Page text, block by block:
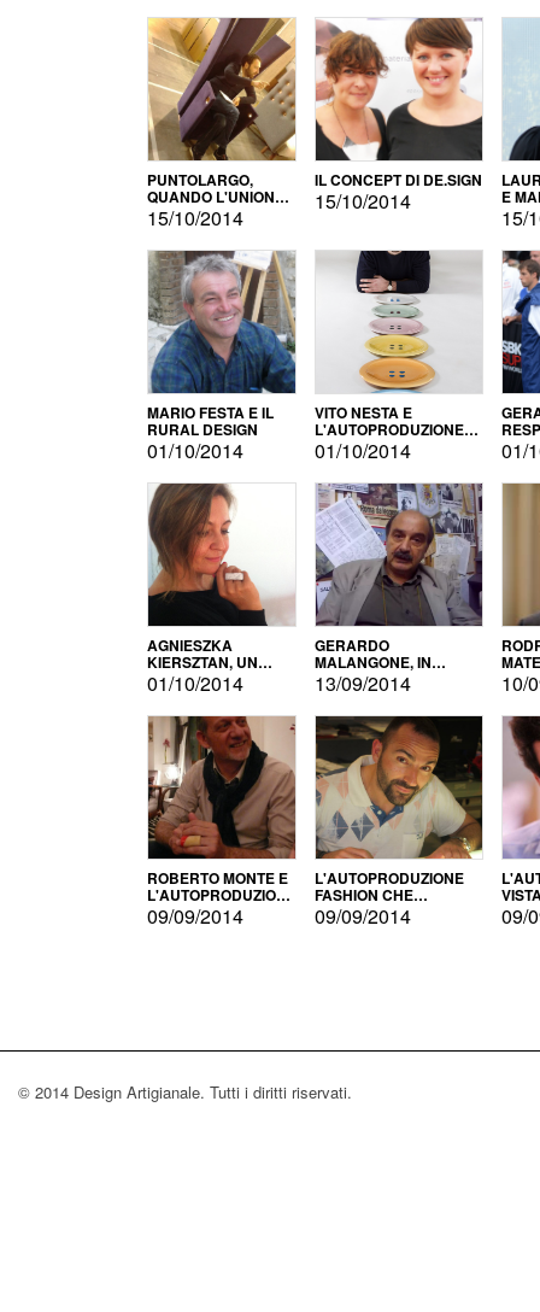
PUNTOLARGO,
QUANDO L'UNIONE
FA LA FORZA E
VINCE
15/10/2014
IL CONCEPT DI DE.SIGN
15/10/2014 E
15/
MARIO FESTA E IL
RURAL DESIGN
01/10/2014
VITO NESTA E
L'AUTOPRODUZIONE
COME RECUPERO DEI
SIMBOLI
01/10/2014 01/
AGNIESZKA
KIERSZTAN, UN
MODELLO DI
AUTOPRODUZIONE
01/10/2014
GERARDO
MALANGONE, IN
GIURIA PER IL
CONCORSO
LETTERARIO
13/09/2014 10/
ROBERTO MONTE E
L'AUTOPRODUZIONE
CON IL CENSIMENTO
09/09/2014
L'AUTOPRODUZIONE
FASHION CHE
CONQUISTA GLI USA
09/09/2014 09/
© 2014 Design Artigianale. Tutti i diritti riservati.